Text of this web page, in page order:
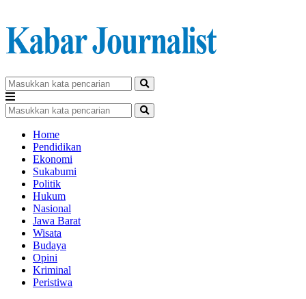
Home
Pendidikan
Ekonomi
Sukabumi
Politik
Hukum
Nasional
Jawa Barat
Wisata
Budaya
Opini
Kriminal
Peristiwa